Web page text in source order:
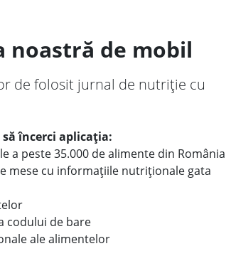
noastră de mobil
de folosit jurnal de nutriție cu
încerci aplicația:
a peste 35.000 de alimente din România
mese cu informațiile nutriționale gata
codului de bare
ale alimentelor